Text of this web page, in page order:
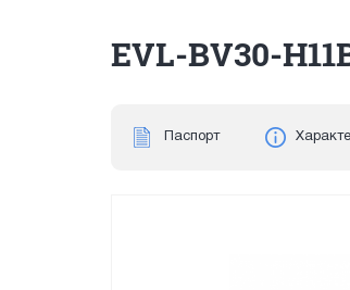
EVL-BV30-
Паспорт